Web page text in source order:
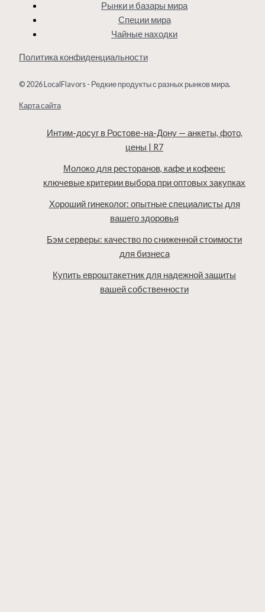
Рынки и базары мира
Специи мира
Чайные находки
Политика конфиденциальности
© 2026 LocalFlavors - Редкие продукты с разных рынков мира.
Карта сайта
Интим-досуг в Ростове-на-Дону — анкеты, фото,
цены | R7
Молоко для ресторанов, кафе и кофеен:
ключевые критерии выбора при оптовых закупках
Хороший гинеколог: опытные специалисты для
вашего здоровья
Бэм серверы: качество по сниженной стоимости
для бизнеса
Купить евроштакетник для надежной защиты
вашей собственности